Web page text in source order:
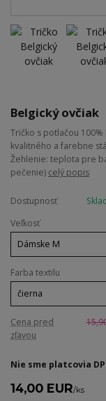
Belgický ovčiak
Tričko s potlačou
kvalitného a farebne
Žehlenie: teplota pre
pečenie) celý popis
Dostupnosť
Veľkosť
Farba textilu
Cena pred
zľavou
Nie sme platcovia
14,00 EUR/ks